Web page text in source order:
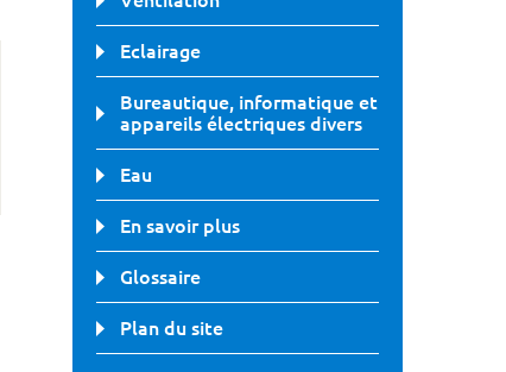
Eclairage
Bureautique, informatique et
appareils électriques divers
Eau
En savoir plus
Glossaire
Plan du site